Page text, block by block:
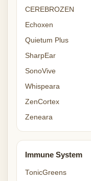
CEREBROZEN
Echoxen
Quietum Plus
SharpEar
SonoVive
Whispeara
ZenCortex
Zeneara
Immune System
TonicGreens